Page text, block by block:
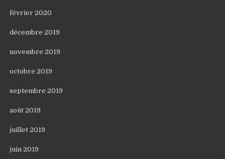
février 2020
décembre 2019
novembre 2019
octobre 2019
septembre 2019
août 2019
juillet 2019
juin 2019